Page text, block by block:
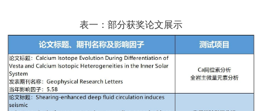
表一：部分获奖论文展示